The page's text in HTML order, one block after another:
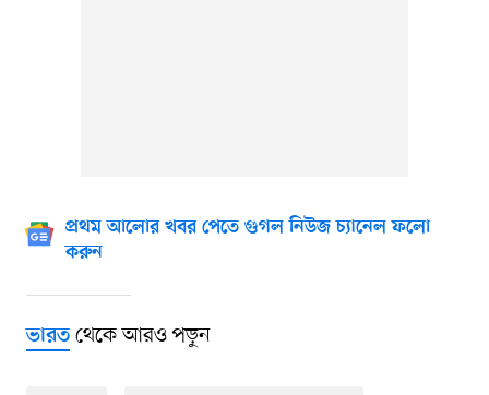
প্রথম আলোর খবর পেতে গুগল নিউজ চ্যানেল ফলো
করুন
ভারতথেকে আরও পড়ুন